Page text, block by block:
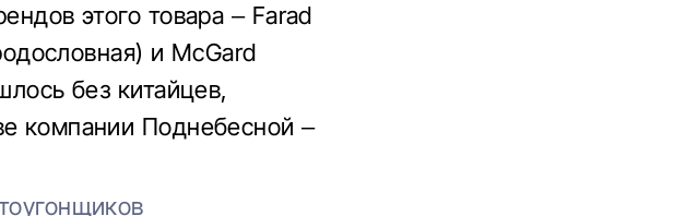
этого товара – Farad
и McGard
без китайцев,
компании Поднебесной –